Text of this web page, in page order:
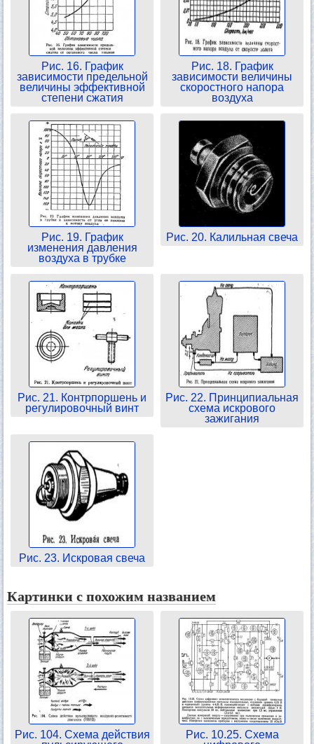
Рис. 16. График
зависимости предельной
величины эффективной
степени сжатия
Рис. 18. График
зависимости величины
скоростного напора
воздуха
Рис. 19. График
изменения давления
воздуха в трубке
Рис. 20. Калильная свеча
Рис. 21. Контрпоршень и
регулировочный винт
Рис. 22. Принципиальная
схема искрового
зажигания
Рис. 23. Искровая свеча
Картинки с похожим названием
Рис. 104. Схема действия
Рис. 10.25. Схема